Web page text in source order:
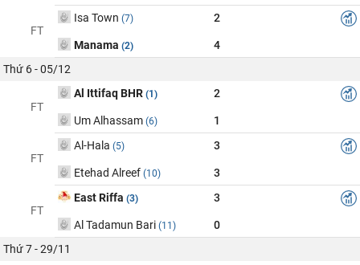
FT
Isa Town (7) 2
Manama (2)
4
Thứ 6 - 05/12
FT
Al Ittifaq BHR (1) 2
Um Alhassam (6) 1
FT
Al-Hala (5) 3
Etehad Alreef (10) 3
FT
East Riffa (3) 3
Al Tadamun Bari (11)
0
Thứ 7 - 29/11